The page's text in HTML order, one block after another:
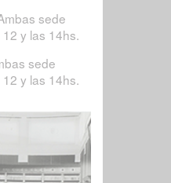
sede
y las 14hs.
sede
y las 14hs.